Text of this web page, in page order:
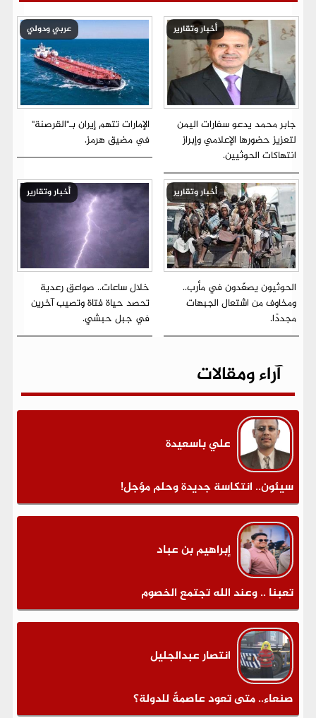
أخبار وتقارير
جابر محمد يدعو سفارات اليمن
لتعزيز حضورها الإعلامي وإبراز
انتهاكات الحوثيين.
عربي ودولي
الإمارات تتهم إيران بـ"القرصنة"
في مضيق هرمز.
أخبار وتقارير
الحوثيون يصعّدون في مأرب..
ومخاوف من اشتعال الجبهات
مجددًا.
أخبار وتقارير
خلال ساعات.. صواعق رعدية
تحصد حياة فتاة وتصيب آخرين
في جبل حبشي.
آراء ومقالات
علي باسعيدة
سيئون.. انتكاسة جديدة وحلم مؤجل!
إبراهيم بن عباد
تعبنا .. وعند الله تجتمع الخصوم
انتصار عبدالجليل
صنعاء.. متى تعود عاصمةً للدولة؟